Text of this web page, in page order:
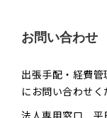
お問い合わせ
出張手配・経費
にお問い合わせく